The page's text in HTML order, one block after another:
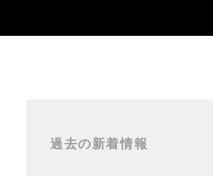
過去の新着情報